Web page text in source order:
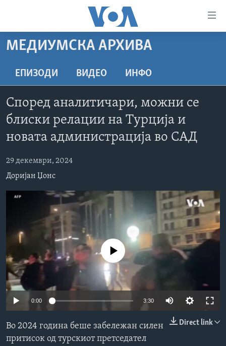
пристапност
содржина
Премини
до
страната
навигација
Пребарувај
ДОМА
РУБРИКИ
МАКЕДОНИЈА
ЕКОНОМИЈА
ПОЛИТИКА
ЗДРАВЈЕ
НАУКА
УМЕТНОСТ И ЗАБАВА
ИНТЕРВЈУА
ДОКУМЕНТАРЦИ
АРХИВИРАНА ПРОГРАМА
NEWSFLASH - АРХИВА
ВЕСТИ ОД САД ВО МИНУТА - АРХИВА
ИЗБОРИ ВО САД 2020 - АРХИВА
Learning English
НАКУСО...
Јазици
МЕДИУМСКА АРХИВА
ЕПИЗОДИ ВИДЕО ИНФО
Според аналитичари, можни се
блиски релации на Турција и
новата администрација во САД
29 декември, 2024
Доријан Џонс
No media source currently available
0:00 3:30
Direct link
Во 2024 година беше забележан силен
притисок од турскиот претседател